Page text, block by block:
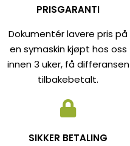
PRISGARANTI
Dokumentér lavere pris på
en symaskin kjøpt hos oss
innen 3 uker, få differansen
tilbakebetalt.
SIKKER BETALING